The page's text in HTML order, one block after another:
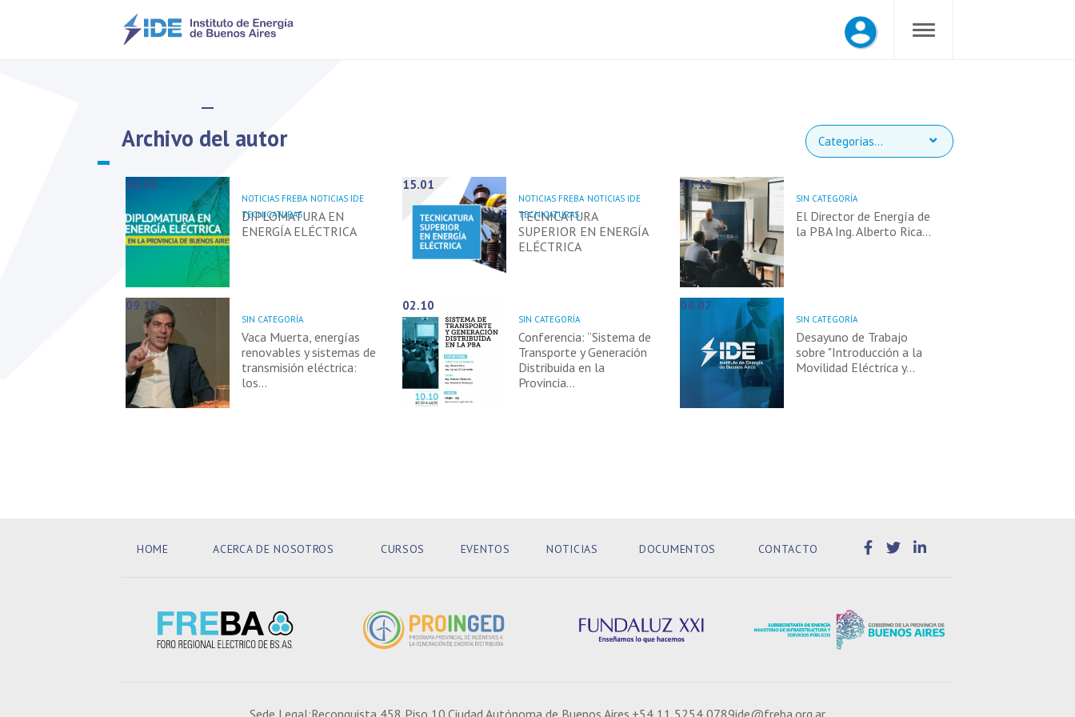
Archivo del autor Categorías...
18.03
NOTICIAS FREBA NOTICIAS IDE
TECNICATURAS
DIPLOMATURA EN
ENERGÍA ELÉCTRICA
15.01
NOTICIAS FREBA NOTICIAS IDE
TECNICATURAS
TECNICATURA
SUPERIOR EN ENERGÍA
ELÉCTRICA
15.10
SIN CATEGORÍA
El Director de Energía de
la PBA Ing. Alberto Rica…
09.10
SIN CATEGORÍA
Vaca Muerta, energías
renovables y sistemas de
transmisión eléctrica:
los…
02.10
SIN CATEGORÍA
Conferencia: “Sistema de
Transporte y Generación
Distribuida en la
Provincia…
04.07
SIN CATEGORÍA
Desayuno de Trabajo
sobre "Introducción a la
Movilidad Eléctrica y…
HOME ACERCA DE NOSOTROS CURSOS EVENTOS NOTICIAS DOCUMENTOS CONTACTO
Sede Legal:Reconquista 458 Piso 10. Ciudad Autónoma de Buenos Aires. +54 11 5254 0789ide@freba.org.ar